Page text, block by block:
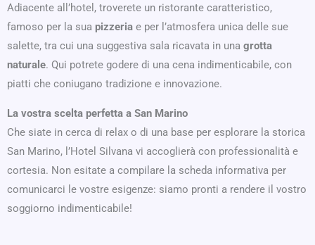
Adiacente all’hotel, troverete un ristorante caratteristico,
famoso per la sua pizzeria e per l’atmosfera unica delle sue
salette, tra cui una suggestiva sala ricavata in una grotta
naturale. Qui potrete godere di una cena indimenticabile, con
piatti che coniugano tradizione e innovazione.
La vostra scelta perfetta a San Marino
Che siate in cerca di relax o di una base per esplorare la storica
San Marino, l’Hotel Silvana vi accoglierà con professionalità e
cortesia. Non esitate a compilare la scheda informativa per
comunicarci le vostre esigenze: siamo pronti a rendere il vostro
soggiorno indimenticabile!